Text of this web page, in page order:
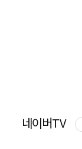
네이버TV